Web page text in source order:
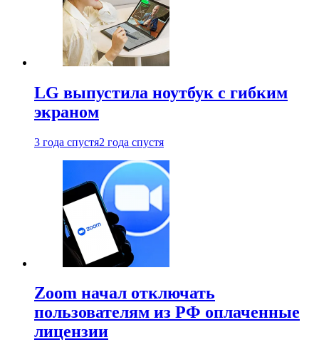
LG выпустила ноутбук с гибким
экраном
3 года спустя2 года спустя
Zoom начал отключать
пользователям из РФ оплаченные
лицензии